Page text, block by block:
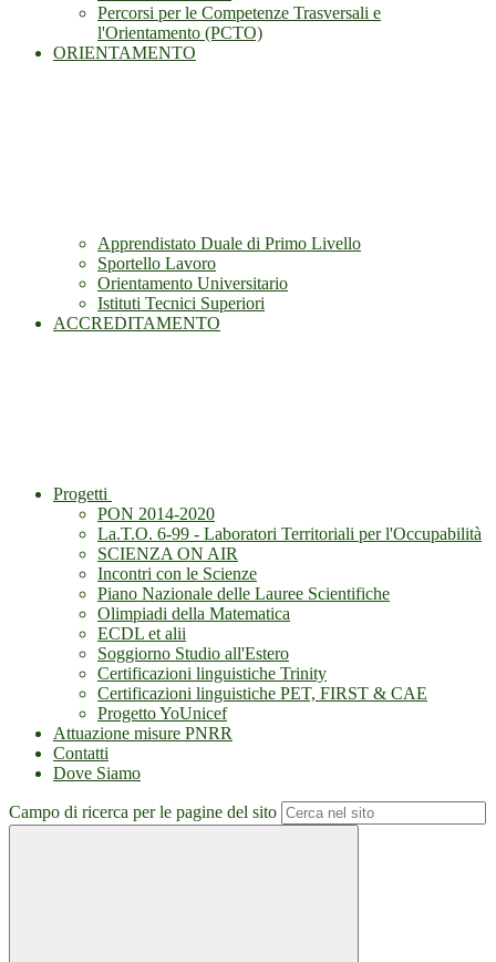
Percorsi per le Competenze Trasversali e
l'Orientamento (PCTO)
ORIENTAMENTO
Apprendistato Duale di Primo Livello
Sportello Lavoro
Orientamento Universitario
Istituti Tecnici Superiori
ACCREDITAMENTO
Progetti
PON 2014-2020
La.T.O. 6-99 - Laboratori Territoriali per l'Occupabilità
SCIENZA ON AIR
Incontri con le Scienze
Piano Nazionale delle Lauree Scientifiche
Olimpiadi della Matematica
ECDL et alii
Soggiorno Studio all'Estero
Certificazioni linguistiche Trinity
Certificazioni linguistiche PET, FIRST & CAE
Progetto YoUnicef
Attuazione misure PNRR
Contatti
Dove Siamo
Campo di ricerca per le pagine del sito